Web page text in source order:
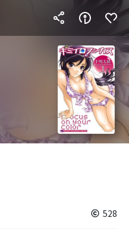
528